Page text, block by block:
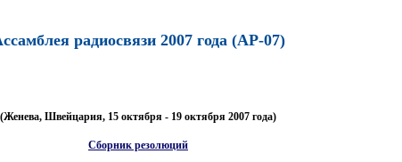
радиосвязи 2007 года (АР-07)
(Женева, Швейцария, 15 октября - 19 октября 2007 года)
Сборник резолюций